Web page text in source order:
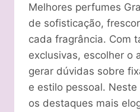
Melhores perfumes
de sofisticação,
cada fragrância. Com
exclusivas, escolher o
gerar dúvidas sobre
e estilo pessoal.
os destaques mais